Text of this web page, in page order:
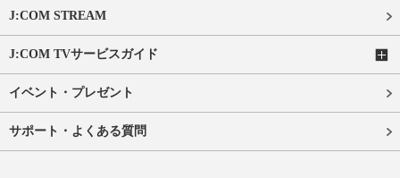
J:COM STREAM
J:COM TVサービスガイド
イベント・プレゼント
サポート・よくある質問